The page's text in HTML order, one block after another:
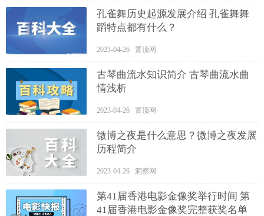
孔雀舞历史起源发展介绍 孔雀舞舞
蹈特点都有什么？
2023-04-26 置顶网
古琴曲流水知识简介 古琴曲流水曲
情浅析
2023-04-26 置顶网
微博之夜是什么意思？微博之夜发展
历程简介
2023-04-26 洞察网
第41届香港电影金像奖举行时间 第
41届香港电影金像奖完整获奖名单